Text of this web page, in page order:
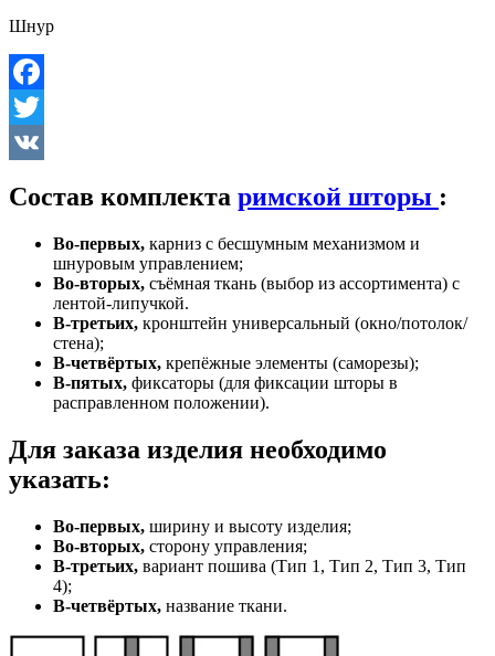
Шнур
Facebook
Twitter
Состав комплекта римской шторы :
Во-первых, карниз с бесшумным механизмом и
шнуровым управлением;
Во-вторых, съёмная ткань (выбор из ассортимента) с
лентой-липучкой.
В-третьих, кронштейн универсальный (окно/потолок/
стена);
В-четвёртых, крепёжные элементы (саморезы);
В-пятых, фиксаторы (для фиксации шторы в
расправленном положении).
Для заказа изделия необходимо
указать:
Во-первых, ширину и высоту изделия;
Во-вторых, сторону управления;
В-третьих, вариант пошива (Тип 1, Тип 2, Тип 3, Тип
4);
В-четвёртых, название ткани.